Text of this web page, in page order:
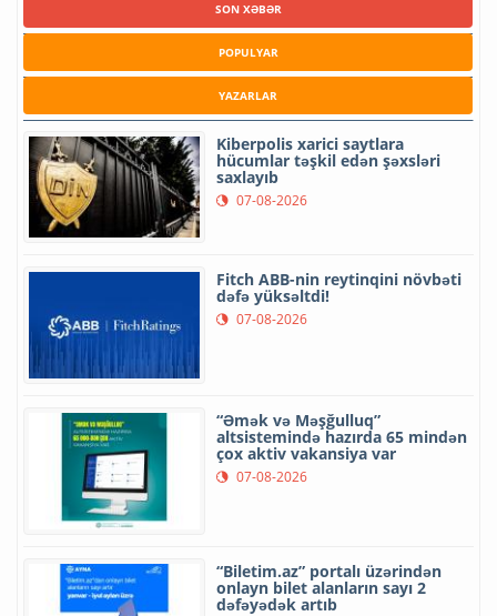
SON XƏBƏR
POPULYAR
YAZARLAR
Kiberpolis xarici saytlara
hücumlar təşkil edən şəxsləri
saxlayıb
07-08-2026
Fitch ABB-nin reytinqini növbəti
dəfə yüksəltdi!
07-08-2026
“Əmək və Məşğulluq”
altsistemində hazırda 65 mindən
çox aktiv vakansiya var
07-08-2026
“Biletim.az” portalı üzərindən
onlayn bilet alanların sayı 2
dəfəyədək artıb